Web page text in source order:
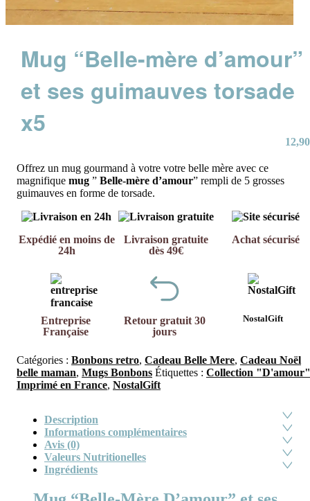
Mug “Belle-mère d’amour”
et ses guimauves torsade
x5
12,90
Offrez un mug gourmand à votre votre belle mère avec ce
magnifique mug ” Belle-mère d’amour” rempli de 5 grosses
guimauves en forme de torsade.
Expédié en moins de
24h
Livraison gratuite
dès 49€
Achat sécurisé
Entreprise
Française
Retour gratuit 30
jours
NostalGift
Catégories : Bonbons retro, Cadeau Belle Mere, Cadeau Noël
belle maman, Mugs Bonbons Étiquettes : Collection "D'amour"
Imprimé en France, NostalGift
Description
Informations complémentaires
Avis (0)
Valeurs Nutritionelles
Ingrédients